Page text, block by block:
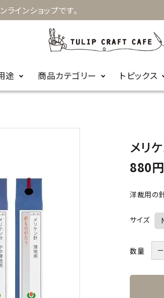
インショップです。
途
ビ
商品カテゴリー トピックス
商品に
ＡＱ
メリ
880円
洋裁用の
サイズ
数量 －